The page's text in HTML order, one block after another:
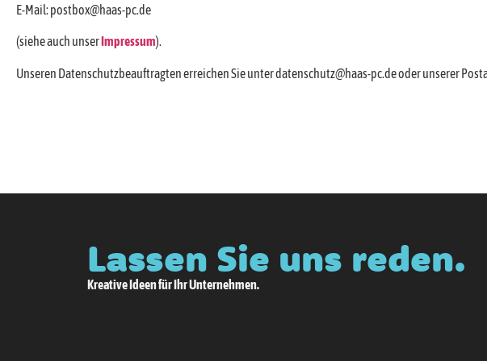
E-Mail: postbox@haas-pc.de
(siehe auch unserImpressum).
Unseren Datenschutzbeauftragten erreichen Sie unter datenschutz@haas-pc.de oder unserer
Lassen Sie uns reden.
Kreative Ideen für Ihr Unternehmen.